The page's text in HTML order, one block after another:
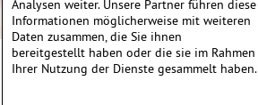
Analysen weiter. Unsere Partner führen diese
Informationen möglicherweise mit weiteren
Daten zusammen, die Sie ihnen
bereitgestellt haben oder die sie im Rahmen
Ihrer Nutzung der Dienste gesammelt haben.